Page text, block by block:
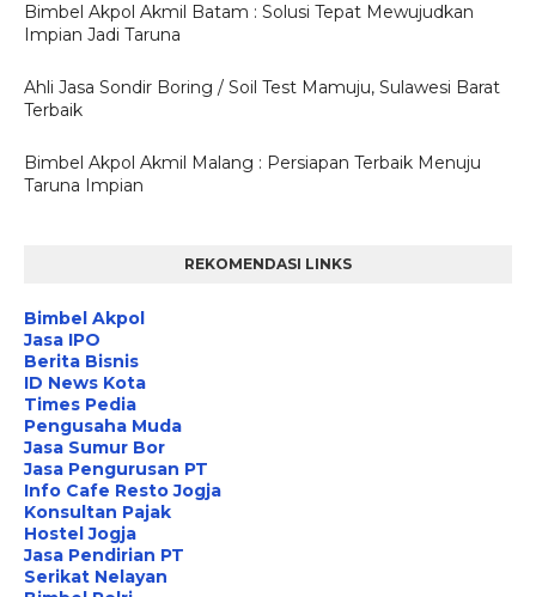
Bimbel Akpol Akmil Batam : Solusi Tepat Mewujudkan
Impian Jadi Taruna
Ahli Jasa Sondir Boring / Soil Test Mamuju, Sulawesi Barat
Terbaik
Bimbel Akpol Akmil Malang : Persiapan Terbaik Menuju
Taruna Impian
REKOMENDASI LINKS
Bimbel Akpol
Jasa IPO
Berita Bisnis
ID News Kota
Times Pedia
Pengusaha Muda
Jasa Sumur Bor
Jasa Pengurusan PT
Info Cafe Resto Jogja
Konsultan Pajak
Hostel Jogja
Jasa Pendirian PT
Serikat Nelayan